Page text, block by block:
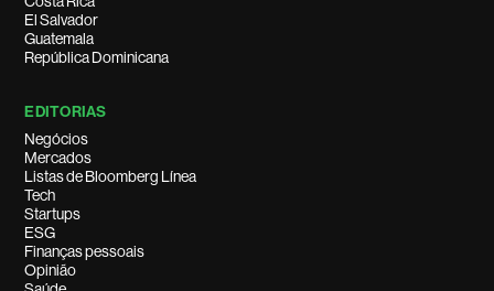
El Salvador
Guatemala
República Dominicana
EDITORIAS
Negócios
Mercados
Listas de Bloomberg Línea
Tech
Startups
ESG
Finanças pessoais
Opinião